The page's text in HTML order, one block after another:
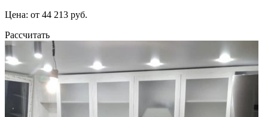
Цена: от 44 213 руб.
Рассчитать